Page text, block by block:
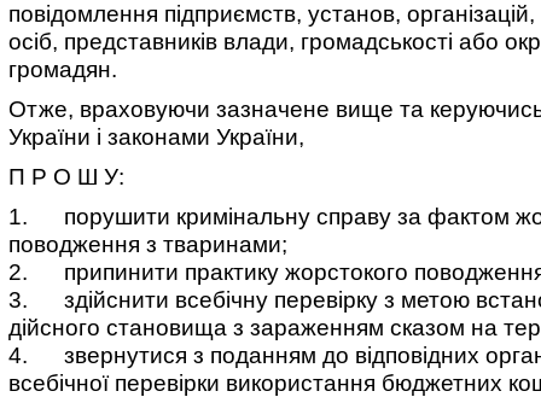
повідомлення підприємств, установ,
осіб, представників влади, громадськості або
громадян.
Отже, враховуючи зазначене вище та
України і законами України,
П Р О Ш У:
1. порушити кримінальну справу за фактом
поводження з тваринами;
2. припинити практику жорстокого
3. здійснити всебічну перевірку з метою
дійсного становища з зараженням сказом на
4. звернутися з поданням до відповідних
всебічної перевірки використання бюджетних